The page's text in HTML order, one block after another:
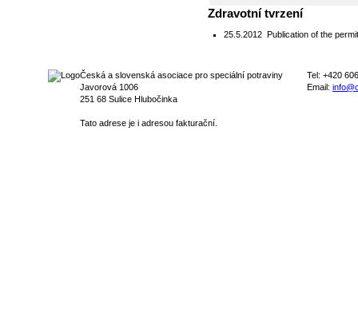
Zdravotní tvrzení
25.5.2012 Publication of the
Česká a slovenská asociace pro speciální potraviny
Javorová 1006
251 68 Sulice Hlubočinka
Tato adrese je i adresou fakturační.
Tel: +420
Email: